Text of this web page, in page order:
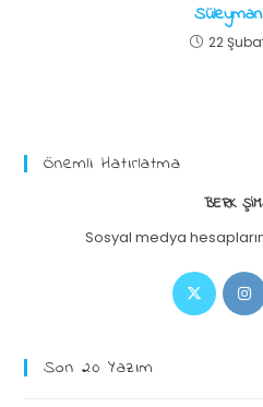
22
Önemli Hatırlatma
BERK
Sosyal medya
Son 20 Yazım